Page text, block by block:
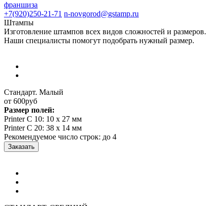
франшиза
+7(920)250-21-71 n-novgorod@gstamp.ru
Штампы
Изготовление штампов всех видов сложностей и размеров.
Наши специалисты помогут подобрать нужный размер.
Стандарт. Малый
от 600руб
Размер полей:
Printer C 10: 10 x 27 мм
Printer C 20: 38 x 14 мм
Рекомендуемое число строк: до 4
Заказать